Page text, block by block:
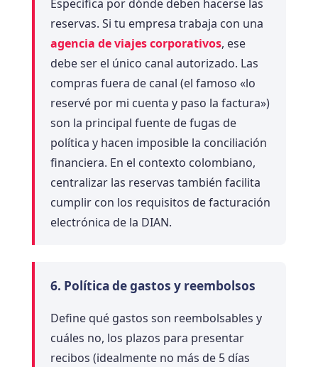
Especifica por dónde deben hacerse las
reservas. Si tu empresa trabaja con una
agencia de viajes corporativos, ese
debe ser el único canal autorizado. Las
compras fuera de canal (el famoso «lo
reservé por mi cuenta y paso la factura»)
son la principal fuente de fugas de
política y hacen imposible la conciliación
financiera. En el contexto colombiano,
centralizar las reservas también facilita
cumplir con los requisitos de facturación
electrónica de la DIAN.
6. Política de gastos y reembolsos
Define qué gastos son reembolsables y
cuáles no, los plazos para presentar
recibos (idealmente no más de 5 días